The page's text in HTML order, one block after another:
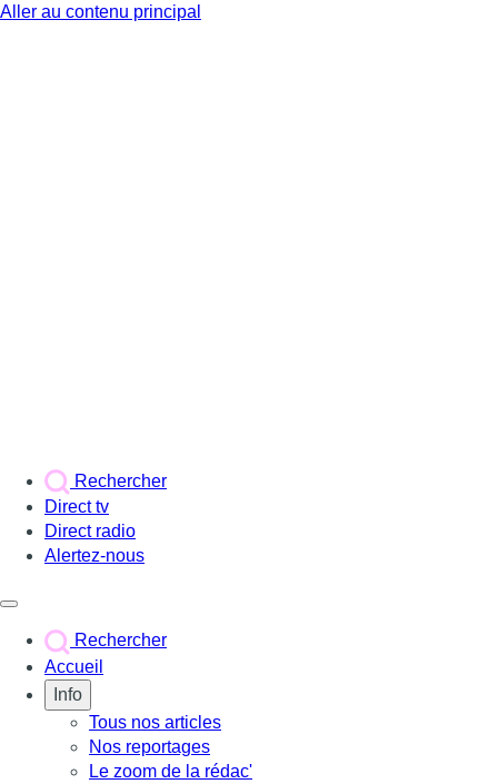
Aller au contenu principal
Rechercher
Direct tv
Direct radio
Alertez-nous
Rechercher
Accueil
Info
Tous nos articles
Nos reportages
Le zoom de la rédac'